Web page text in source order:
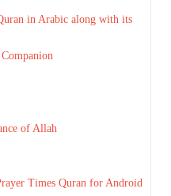
in Arabic along with its
of Allah
Times Quran for Android